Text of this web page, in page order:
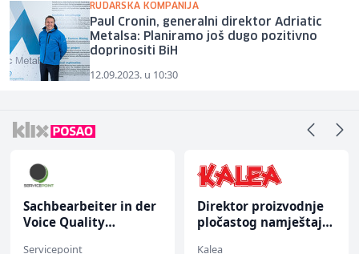
RUDARSKA KOMPANIJA
Paul Cronin, generalni direktor Adriatic
Metalsa: Planiramo još dugo pozitivno
doprinositi BiH
12.09.2023. u 10:30
Sachbearbeiter in der
Voice Quality
Servicepoint
Direktor proizvodnje
pločastog namještaja
Kalea